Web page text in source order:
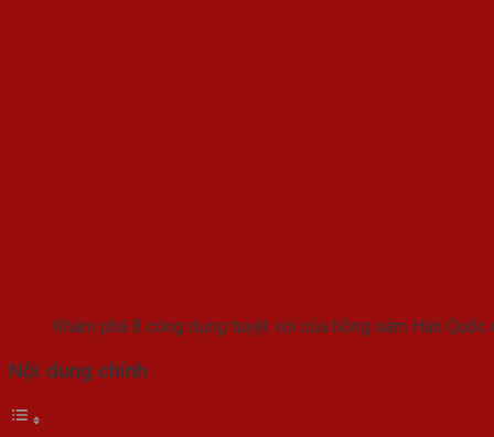
Khám phá 8 công dụng tuyệt vời của hồng sâm Hàn Quốc
Nội dung chính